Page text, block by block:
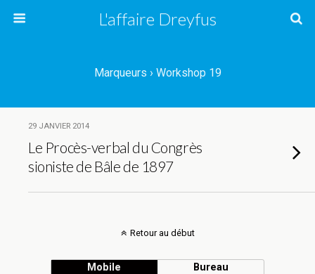
L'affaire Dreyfus
Marqueurs › Workshop 19
29 JANVIER 2014
Le Procès-verbal du Congrès
sioniste de Bâle de 1897
Retour au début
Mobile Bureau